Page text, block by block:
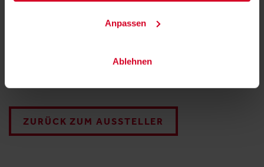
Anpassen
Ablehnen
Finnische Sauna
ZURÜCK ZUM AUSSTELLER